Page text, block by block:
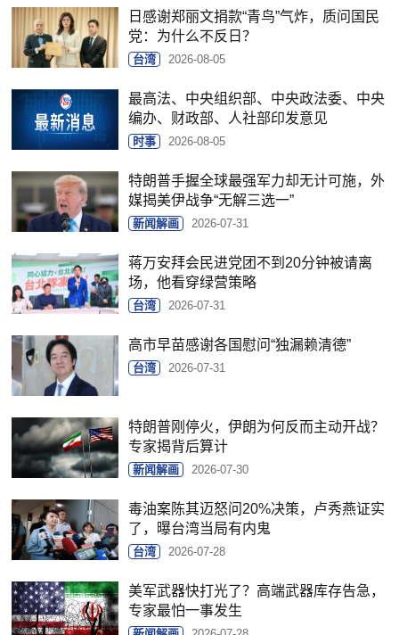
日感谢郑丽文捐款“青鸟”气炸，质问国民
党：为什么不反日？
台湾 2026-08-05
最高法、中央组织部、中央政法委、中央
编办、财政部、人社部印发意见
时事 2026-08-05
特朗普手握全球最强军力却无计可施，外
媒揭美伊战争“无解三选一”
新闻解画 2026-07-31
蒋万安拜会民进党团不到20分钟被请离
场，他看穿绿营策略
台湾 2026-07-31
高市早苗感谢各国慰问“独漏赖清德”
台湾 2026-07-31
特朗普刚停火，伊朗为何反而主动开战？
专家揭背后算计
新闻解画 2026-07-30
毒油案陈其迈怒问20%决策，卢秀燕证实
了，曝台湾当局有内鬼
台湾 2026-07-28
美军武器快打光了？高端武器库存告急，
专家最怕一事发生